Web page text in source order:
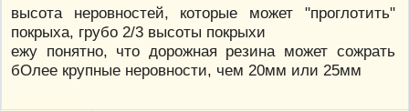
высота неровностей, которые может "проглотить"
покрыха, грубо 2/3 высоты покрыхи
ежу понятно, что дорожная резина может сожрать
бОлее крупные неровности, чем 20мм или 25мм